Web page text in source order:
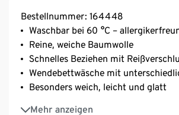
Bestellnummer: 164448
Waschbar bei 60 °C –
Reine, weiche Baumwolle
Schnelles Beziehen mit
Wendebettwäsche mit
Besonders weich, leicht und glatt
Mehr anzeigen
Strapazierfähig durch dicht gewebte